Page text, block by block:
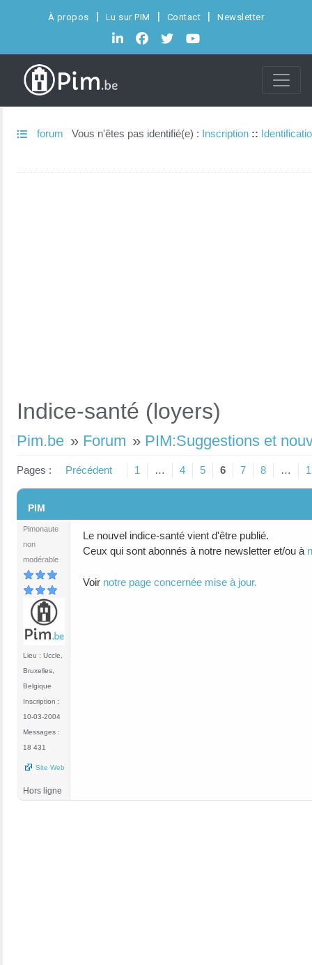
À propos Lu sur PIM Contact Newsletter
forum Vous n'êtes pas identifié(e) : Inscription ::
Indice-santé (loyers)
Pim.be » Forum » PIM:Suggestions et
Pages : Précédent 1 … 4 5 6 7 8 …
PIM
Pimonaute
non
modérable
Lieu : Uccle,
Bruxelles,
Belgique
Inscription :
10-03-2004
Messages :
18 431
Site Web
Le nouvel indice-santé vient d'être publié.
Ceux qui sont abonnés à notre newsletter et/ou à
Voir notre page concernée mise à jour.
Hors ligne